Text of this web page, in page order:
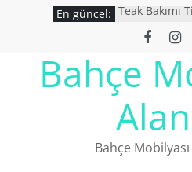
En güncel: Teak Bakımı
Bahçe
İkinci El
İkinci El Eşya
Ucuz Bahçe
Bahçe
Bahçe Mobilyası